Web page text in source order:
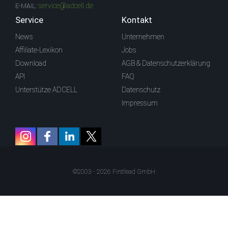
E-MAIL: service@adcell.de
Service
News
Affiliate-Lexikon
Download
API
Unterstütze ADCELL
Kontakt
Unternehmen
Jobs
AGB & Datenschutzerklärung
FAQ
Datenschutz
Impressum
©2003 - 2026 Firstlead GmbH